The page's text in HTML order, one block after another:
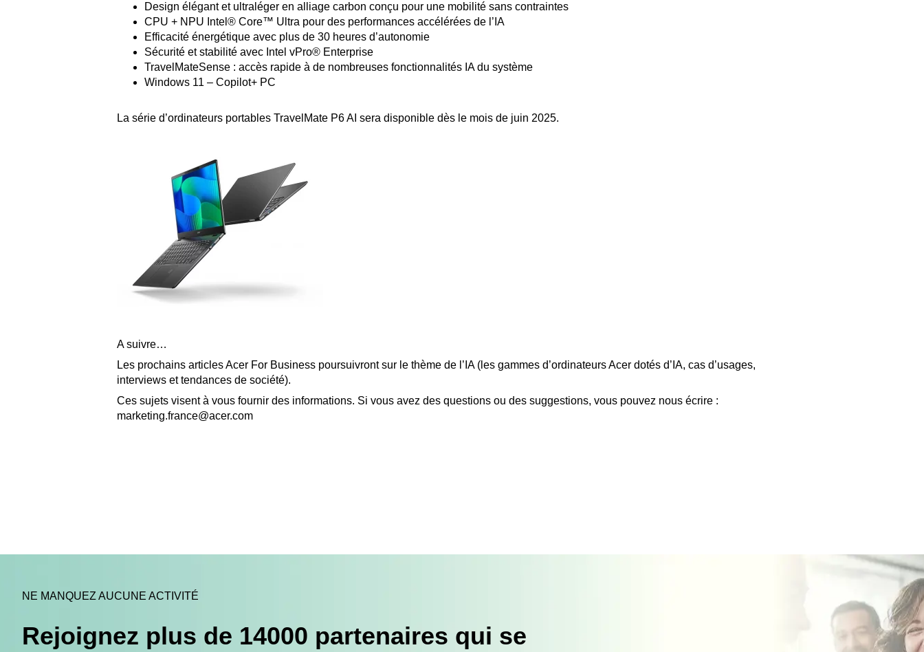
Design élégant et ultraléger en alliage carbon conçu pour une mobilité sans contraintes
CPU + NPU Intel® Core™ Ultra pour des performances accélérées de l’IA
Efficacité énergétique avec plus de 30 heures d’autonomie
Sécurité et stabilité avec Intel vPro® Enterprise
TravelMateSense : accès rapide à de nombreuses fonctionnalités IA du système
Windows 11 – Copilot+ PC
La série d’ordinateurs portables TravelMate P6 AI sera disponible dès le mois de juin 2025.
A suivre…
Les prochains articles Acer For Business poursuivront sur le thème de l’IA (les gammes d’ordinateurs Acer dotés d’IA, cas d’usages,
interviews et tendances de société).
Ces sujets visent à vous fournir des informations. Si vous avez des questions ou des suggestions, vous pouvez nous écrire :
marketing.france@acer.com
NE MANQUEZ AUCUNE ACTIVITÉ
Rejoignez plus de 14000 partenaires qui se